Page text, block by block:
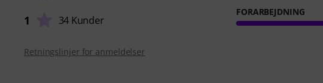
1 34 Kunder
FORARBEJDNING
Retningslinjer for anmeldelser